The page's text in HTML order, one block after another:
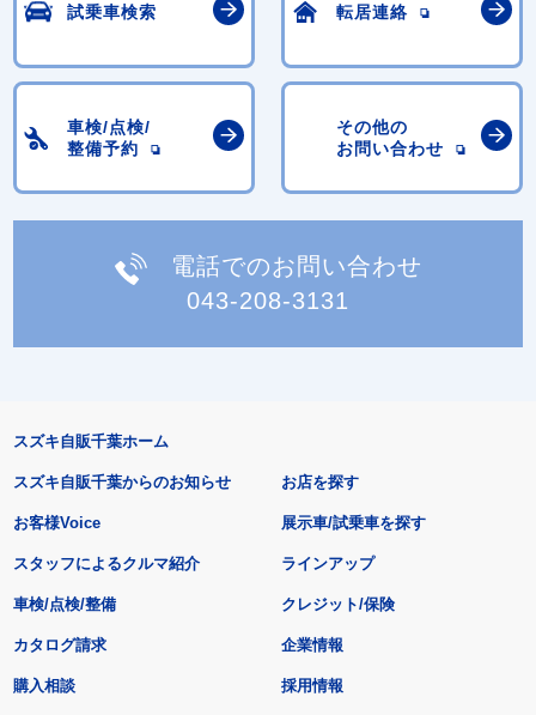
試乗車検索 転居連絡
車検/点検/
整備予約
その他の
お問い合わせ
電話でのお問い合わせ
043-208-3131
スズキ自販千葉ホーム
スズキ自販千葉からのお知らせ
お客様Voice
スタッフによるクルマ紹介
お店を探す
展示車/試乗車を探す
ラインアップ
車検/点検/整備 クレジット/保険
カタログ請求
購入相談
企業情報
採用情報